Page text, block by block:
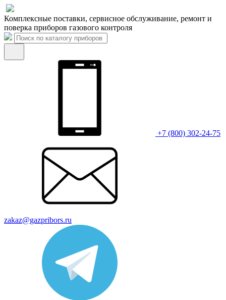
Комплексные поставки, сервисное обслуживание, ремонт и
поверка приборов газового контроля
+7 (800) 302-24-75
zakaz@gazpribors.ru